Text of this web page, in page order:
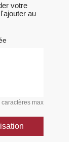
votre
au
caractères max